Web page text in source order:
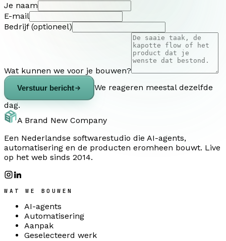
Je naam
E-mail
Bedrijf (optioneel)
Wat kunnen we voor je bouwen?
Verstuur bericht
We reageren meestal dezelfde
dag.
A Brand New Company
Een Nederlandse softwarestudio die AI-agents,
automatisering en de producten eromheen bouwt. Live
op het web sinds 2014.
WAT WE BOUWEN
AI-agents
Automatisering
Aanpak
Geselecteerd werk